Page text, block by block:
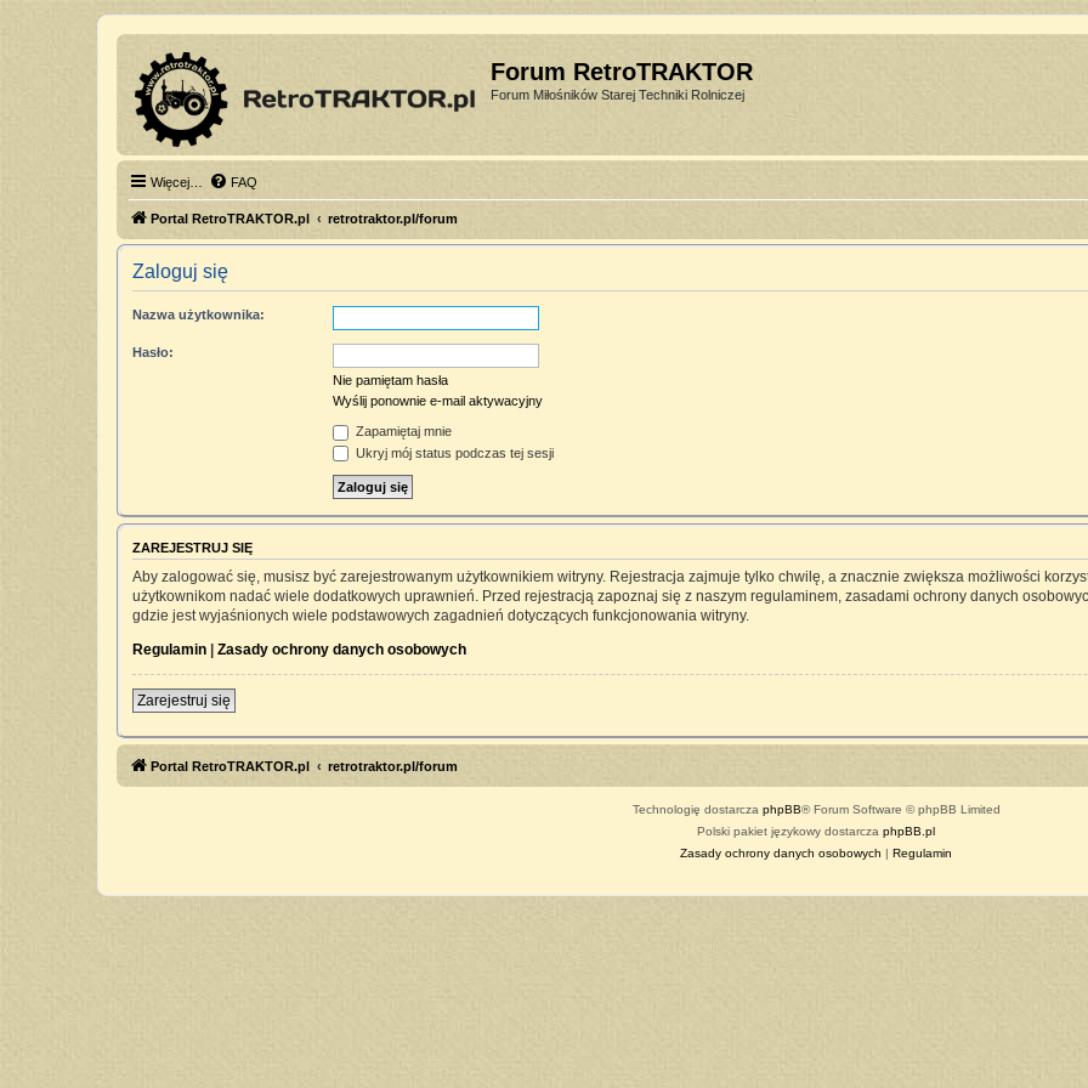
Forum RetroTRAKTOR
Forum Miłośników Starej Techniki Rolniczej
Więcej… FAQ
Portal RetroTRAKTOR.pl retrotraktor.pl/forum
Zaloguj się
Nazwa użytkownika:
Hasło:
Nie pamiętam hasła
Wyślij ponownie e-mail aktywacyjny
Zapamiętaj mnie
Ukryj mój status podczas tej sesji
ZAREJESTRUJ SIĘ
Aby zalogować się, musisz być zarejestrowanym użytkownikiem witryny. Rejestracja zajmuje tylko chwilę, a znacznie zwiększa możliwości
użytkownikom nadać wiele dodatkowych uprawnień. Przed rejestracją zapoznaj się z naszym regulaminem, zasadami ochrony danych
gdzie jest wyjaśnionych wiele podstawowych zagadnień dotyczących funkcjonowania witryny.
Regulamin | Zasady ochrony danych osobowych
Zarejestruj się
Portal RetroTRAKTOR.pl retrotraktor.pl/forum
Technologię dostarcza phpBB® Forum Software © phpBB Limited
Polski pakiet językowy dostarcza phpBB.pl
Zasady ochrony danych osobowych | Regulamin